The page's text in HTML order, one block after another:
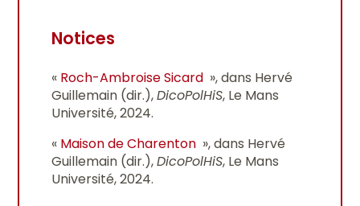
Notices
« Roch-Ambroise Sicard », dans Hervé
Guillemain (dir.),DicoPolHiS, Le Mans
Université, 2024.
« Maison de Charenton », dans Hervé
Guillemain (dir.),DicoPolHiS, Le Mans
Université, 2024.